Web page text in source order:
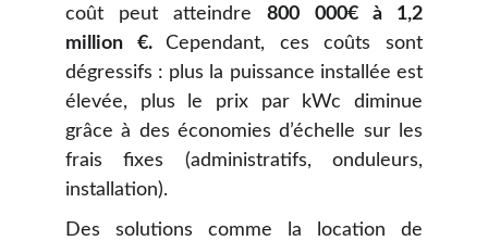
coût peut atteindre800 000€ à 1,2
million €.Cependant, ces coûts sont
dégressifs : plus la puissance installée est
élevée, plus le prix par kWc diminue
grâce à des économies d’échelle sur les
frais fixes (administratifs, onduleurs,
installation).
Des solutions comme la location de